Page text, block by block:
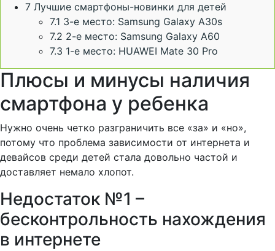
7 Лучшие смартфоны-новинки для детей
7.1 3-е место: Samsung Galaxy A30s
7.2 2-е место: Samsung Galaxy A60
7.3 1-е место: HUAWEI Mate 30 Pro
Плюсы и минусы наличия
смартфона у ребенка
Нужно очень четко разграничить все «за» и «но»,
потому что проблема зависимости от интернета и
девайсов среди детей стала довольно частой и
доставляет немало хлопот.
Недостаток №1 –
бесконтрольность нахождения
в интернете